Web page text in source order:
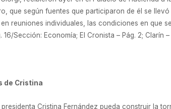
que según fuentes que participaron de él se llevó
reuniones individuales, las condiciones en que
Sección: Economía; El Cronista – Pág. 2; Clarín –
de Cristina
Cristina Fernández pueda construir la